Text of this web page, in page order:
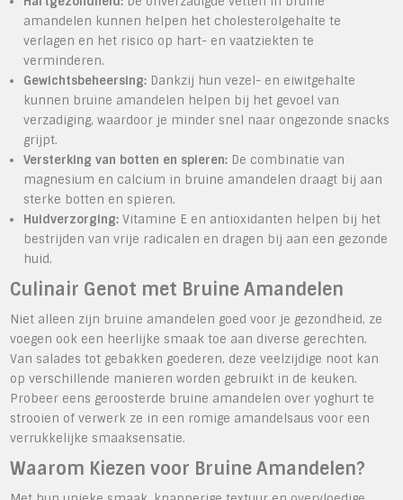
amandelen kunnen helpen het cholesterolgehalte te
verlagen en het risico op hart- en vaatziekten te
verminderen.
Gewichtsbeheersing: Dankzij hun vezel- en eiwitgehalte
kunnen bruine amandelen helpen bij het gevoel van
verzadiging, waardoor je minder snel naar ongezonde snacks
grijpt.
Versterking van botten en spieren: De combinatie van
magnesium en calcium in bruine amandelen draagt bij aan
sterke botten en spieren.
Huidverzorging: Vitamine E en antioxidanten helpen bij het
bestrijden van vrije radicalen en dragen bij aan een gezonde
huid.
Culinair Genot met Bruine Amandelen
Niet alleen zijn bruine amandelen goed voor je gezondheid, ze
voegen ook een heerlijke smaak toe aan diverse gerechten.
Van salades tot gebakken goederen, deze veelzijdige noot kan
op verschillende manieren worden gebruikt in de keuken.
Probeer eens geroosterde bruine amandelen over yoghurt te
strooien of verwerk ze in een romige amandelsaus voor een
verrukkelijke smaaksensatie.
Waarom Kiezen voor Bruine Amandelen?